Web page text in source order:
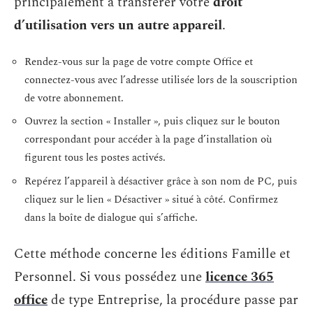
d’utilisation vers un autre appareil.
Rendez-vous sur la page de votre compte Office et
connectez-vous avec l’adresse utilisée lors de la souscription
de votre abonnement.
Ouvrez la section « Installer », puis cliquez sur le bouton
correspondant pour accéder à la page d’installation où
figurent tous les postes activés.
Repérez l’appareil à désactiver grâce à son nom de PC, puis
cliquez sur le lien « Désactiver » situé à côté. Confirmez
dans la boîte de dialogue qui s’affiche.
Cette méthode concerne les éditions Famille et
Personnel. Si vous possédez unelicence 365
officede type Entreprise, la procédure passe par